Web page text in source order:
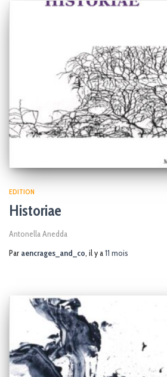
EDITION
Historiae
Antonella Anedda
Par aencrages_and_co, il y a11 mois